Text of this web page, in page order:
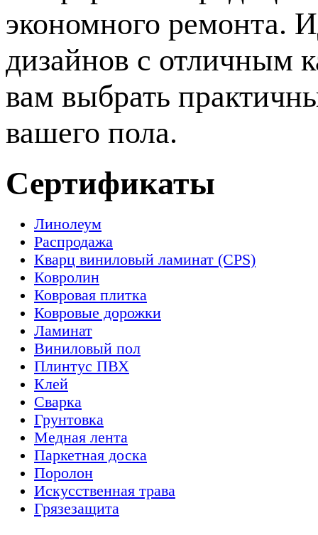
экономного ремонта.
дизайнов с отличным
вам выбрать
вашего пола.
Сертификаты
Линолеум
Распродажа
Кварц виниловый ламинат (CPS)
Ковролин
Ковровая плитка
Ковровые дорожки
Ламинат
Виниловый пол
Плинтус ПВХ
Клей
Сварка
Грунтовка
Медная лента
Паркетная доска
Поролон
Искусственная трава
Грязезащита